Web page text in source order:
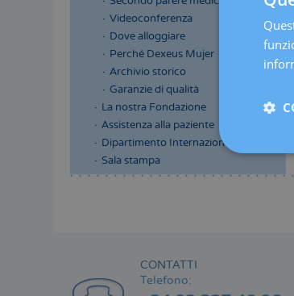
Videoconferenza
Dove alloggiare
Perché Dexeus Mujer
Archivio storico
Garanzie di qualità
La nostra Fondazione
Assistenza alla paziente
Dipartimento Internazionale
Sala stampa
CONTATTI
Telefono: